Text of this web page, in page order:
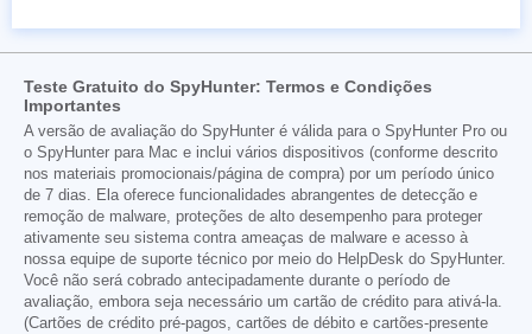
Teste Gratuito do SpyHunter: Termos e Condições
Importantes
A versão de avaliação do SpyHunter é válida para o SpyHunter Pro ou
o SpyHunter para Mac e inclui vários dispositivos (conforme descrito
nos materiais promocionais/página de compra) por um período único
de 7 dias. Ela oferece funcionalidades abrangentes de detecção e
remoção de malware, proteções de alto desempenho para proteger
ativamente seu sistema contra ameaças de malware e acesso à
nossa equipe de suporte técnico por meio do HelpDesk do SpyHunter.
Você não será cobrado antecipadamente durante o período de
avaliação, embora seja necessário um cartão de crédito para ativá-la.
(Cartões de crédito pré-pagos, cartões de débito e cartões-presente